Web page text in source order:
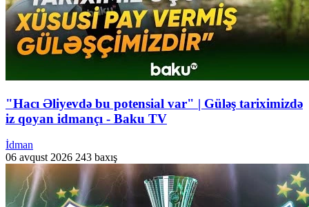
"Hacı Əliyevdə bu potensial var" | Güləş tariximizdə
iz qoyan idmançı - Baku TV
İdman
06 avqust 2026 243 baxış